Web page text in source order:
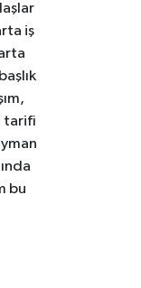
iş
tarifi
bu